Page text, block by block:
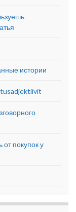
истории
от покупок у